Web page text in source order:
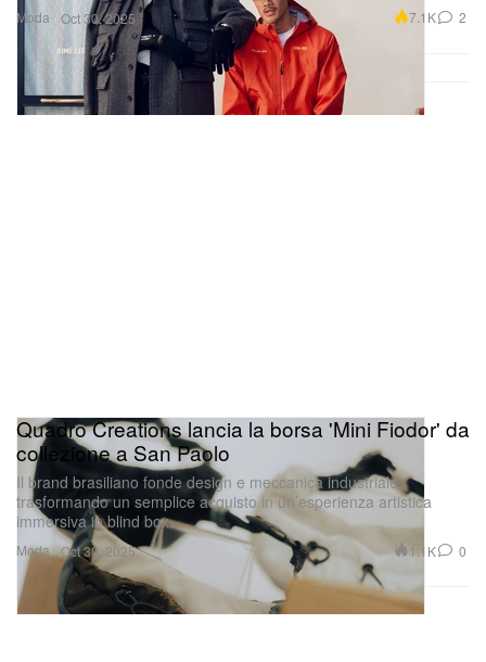
Moda Oct 30, 2025 7.1K 2
Moda
Quadro Creations lancia la borsa 'Mini Fiodor' da
collezione a San Paolo
Il brand brasiliano fonde design e meccanica industriale,
trasformando un semplice acquisto in un’esperienza artistica
immersiva in blind box.
Oct 30, 2025 1.1K 0